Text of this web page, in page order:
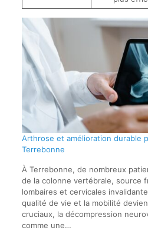
Arthrose et amélioration durable
Terrebonne
À Terrebonne, de nombreux
de la colonne vertébrale, source
lombaires et cervicales
qualité de vie et la mobilité
cruciaux, la décompression
comme une…